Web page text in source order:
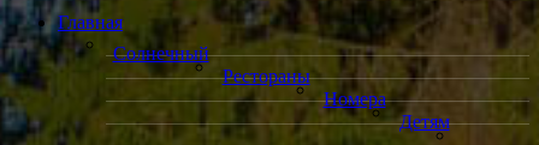
Главная
Солнечный
Рестораны
Номера
Детям